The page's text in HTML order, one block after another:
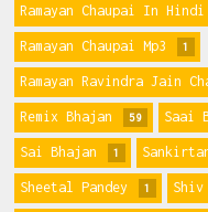
Ramayan Chaupai In Hindi
Ramayan Chaupai Mp3 1
Ramayan Ravindra Jain
Remix Bhajan 59 Saai
Sai Bhajan 1
Sheetal Pandey 1 Shiv